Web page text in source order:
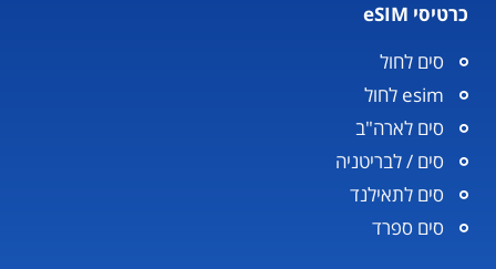
כרטיסי eSIM
סים לחול
esim לחול
סים לארה"ב
סים / לבריטניה
סים לתאילנד
סים ספרד